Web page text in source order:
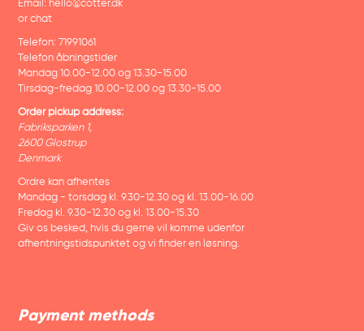
Email: hello@cotter.dk
or chat
Telefon: 71991061
Telefon åbningstider
Mandag 10.00-12.00 og 13.30-15.00
Tirsdag-fredag 10.00-12.00 og 13.30-15.00
Order pickup address:
Fabriksparken 1,
2600 Glostrup
Denmark
Ordre kan afhentes
Mandag - torsdag kl. 9.30-12.30 og kl. 13.00-16.00
Fredag kl. 9.30-12.30 og kl. 13.00-15.30
Giv os besked, hvis du gerne vil komme udenfor
afhentningstidspunktet og vi finder en løsning.
Payment methods